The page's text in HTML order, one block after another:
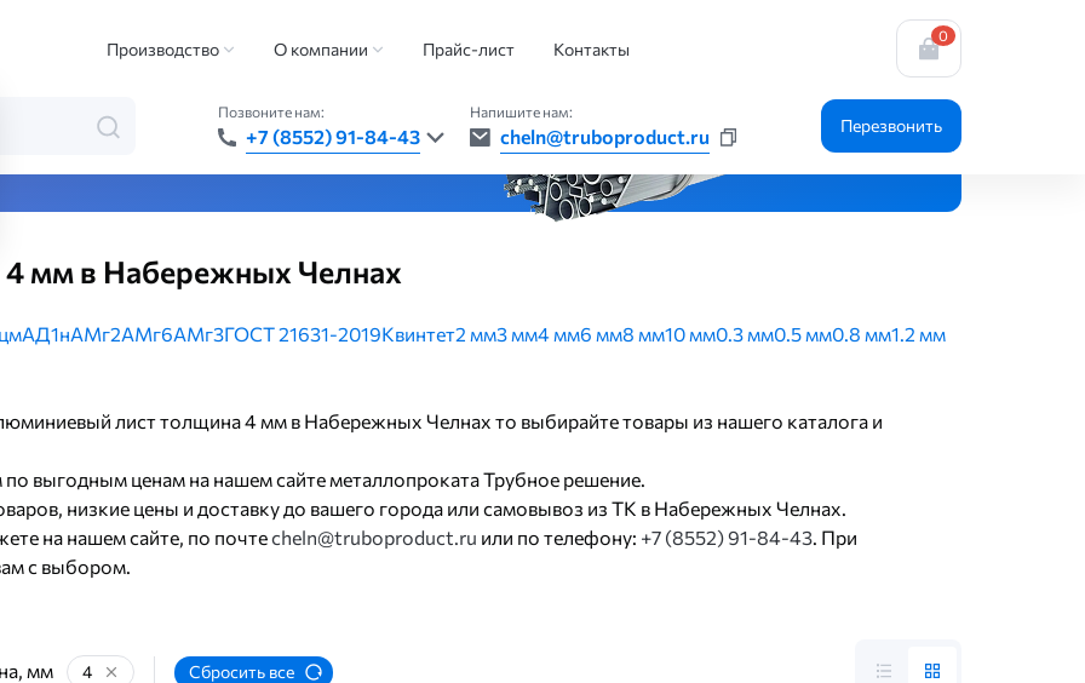
Производство О компании Прайс-лист Контакты
0
Позвоните нам:
+7 (8552) 91-84-43
Напишите нам:
cheln@truboproduct.ru Перезвонить
Алюминиевый лист толщина 4 мм
— быстро, точно, везде
мм в Набережных Челнах
АД1нАМг2АМг6АМг3ГОСТ 21631-2019Квинтет2 мм3 мм4 мм6 мм8 мм10 мм0.3 мм0.5 мм0.8 мм1.2 мм
лист толщина 4 мм в Набережных Челнах то выбирайте товары из нашего каталога и
выгодным ценам на нашем сайте металлопроката Трубное решение.
низкие цены и доставку до вашего города или самовывоз из ТК в Набережных Челнах.
на нашем сайте, по почтеcheln@truboproduct.ru или по телефону: +7 (8552) 91-84-43. При
с выбором.
мм 4 Сбросить все